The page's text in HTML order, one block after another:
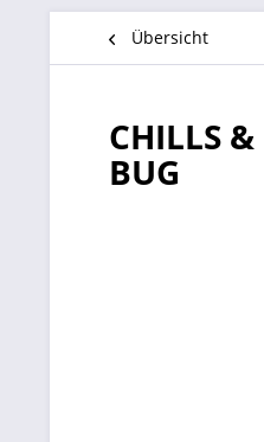
Übersicht
CHILLS &
BUG